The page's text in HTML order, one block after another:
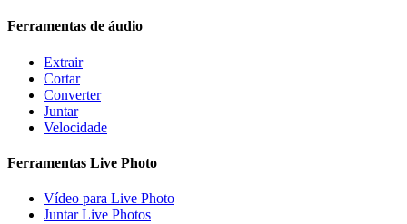
Ferramentas de áudio
Extrair
Cortar
Converter
Juntar
Velocidade
Ferramentas Live Photo
Vídeo para Live Photo
Juntar Live Photos